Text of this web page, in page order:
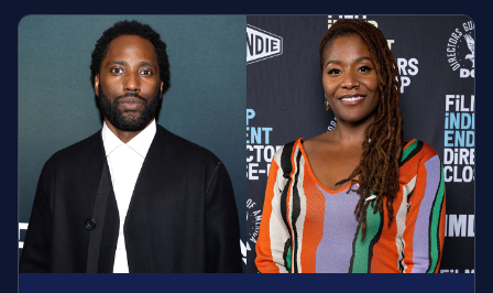
wachten!